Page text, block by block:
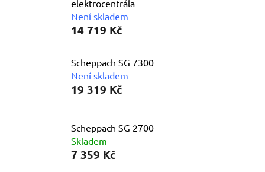
elektrocentrála
Není skladem
14 719 Kč
Scheppach SG 7300
Není skladem
19 319 Kč
Scheppach SG 2700
Skladem
7 359 Kč